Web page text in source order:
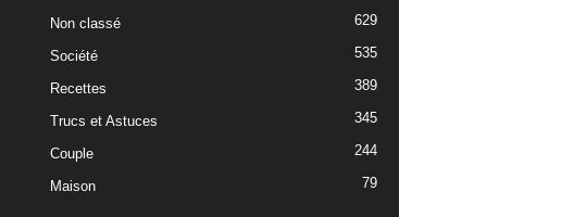
Non classé 629
Société 535
Recettes 389
Trucs et Astuces 345
Couple 244
Maison 79